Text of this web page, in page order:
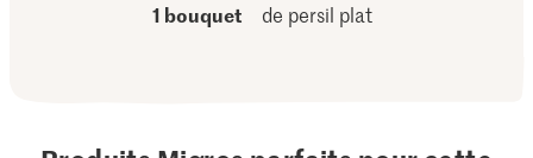
1 bouquet
de persil plat